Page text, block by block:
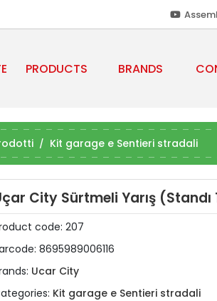
PRODUCTS BRANDS
Kit garage e Sentieri stradali
City Sürtmeli Yarış (Standı
code: 207
8695989006116
Ucar City
Kit garage e Sentieri stradali